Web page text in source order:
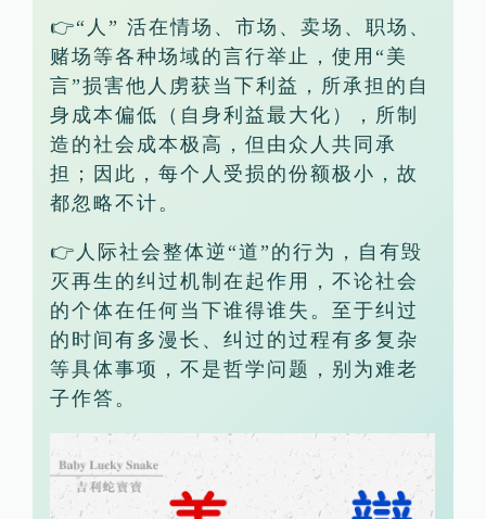
👉“人” 活在情场、市场、卖场、职场、
赌场等各种场域的言行举止，使用“美
言”损害他人虏获当下利益，所承担的自
身成本偏低（自身利益最大化），所制
造的社会成本极高，但由众人共同承
担；因此，每个人受损的份额极小，故
都忽略不计。
👉人际社会整体逆“道”的行为，自有毁
灭再生的纠过机制在起作用，不论社会
的个体在任何当下谁得谁失。至于纠过
的时间有多漫长、纠过的过程有多复杂
等具体事项，不是哲学问题，别为难老
子作答。